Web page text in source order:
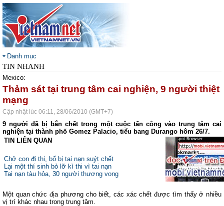
Danh mục
TIN NHANH
Mexico:
Thảm sát tại trung tâm cai nghiện, 9 người thiệt
mạng
Cập nhật lúc 06:11, 28/06/2010 (GMT+7)
9 người đã bị bắn chết trong một cuộc tấn công vào trung tâm cai
nghiện tại thành phố Gomez Palacio, tiểu bang Durango hôm 26/7.
TIN LIÊN QUAN
Chở con đi thi, bố bị tai nạn suýt chết
Lại một thí sinh bỏ lỡ kì thi vì tai nạn
Tai nạn tàu hỏa, 30 người thương vong
Một quan chức địa phương cho biết, các xác chết được tìm thấy ở nhiều
vị trí khác nhau trong trung tâm.